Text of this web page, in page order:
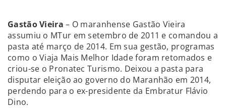
Gastão Vieira – O maranhense Gastão Vieira
assumiu o MTur em setembro de 2011 e comandou a
pasta até março de 2014. Em sua gestão, programas
como o Viaja Mais Melhor Idade foram retomados e
criou-se o Pronatec Turismo. Deixou a pasta para
disputar eleição ao governo do Maranhão em 2014,
perdendo para o ex-presidente da Embratur Flávio
Dino.